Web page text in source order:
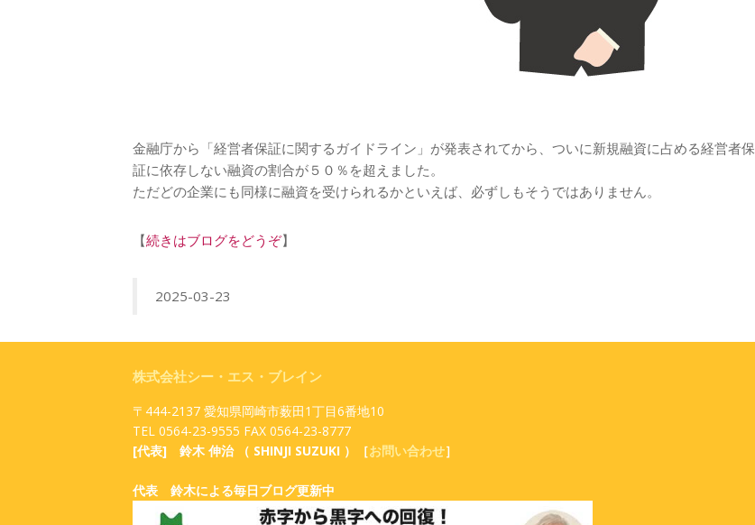
金融庁から「経営者保証に関するガイドライン」が発表されてから、ついに新規融資に占める経営者保
証に依存しない融資の割合が５０％を超えました。
ただどの企業にも同様に融資を受けられるかといえば、必ずしもそうではありません。
【続きはブログをどうぞ】
2025-03-23
株式会社シー・エス・ブレイン
〒444-2137 愛知県岡崎市薮田1丁目6番地10
TEL 0564-23-9555 FAX 0564-23-8777
[代表] 鈴木 伸治 （ SHINJI SUZUKI ）［お問い合わせ］
代表 鈴木による毎日ブログ更新中